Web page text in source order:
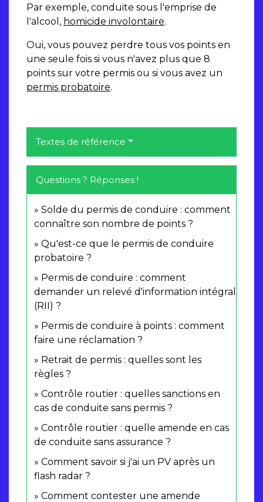
Par exemple, conduite sous l'emprise de
l'alcool, homicide involontaire.
Oui, vous pouvez perdre tous vos points en
une seule fois si vous n'avez plus que 8
points sur votre permis ou si vous avez un
permis probatoire.
Textes de référence
Questions ? Réponses !
Solde du permis de conduire : comment
connaître son nombre de points ?
Qu'est-ce que le permis de conduire
probatoire ?
Permis de conduire : comment
demander un relevé d'information intégral
(RII) ?
Permis de conduire à points : comment
faire une réclamation ?
Retrait de permis : quelles sont les
règles ?
Contrôle routier : quelles sanctions en
cas de conduite sans permis ?
Contrôle routier : quelle amende en cas
de conduite sans assurance ?
Comment savoir si j'ai un PV après un
flash radar ?
Comment contester une amende